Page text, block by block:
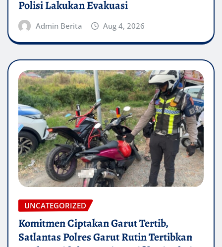
Polisi Lakukan Evakuasi
Admin Berita Aug 4, 2026
UNCATEGORIZED
Komitmen Ciptakan Garut Tertib,
Satlantas Polres Garut Rutin Tertibkan